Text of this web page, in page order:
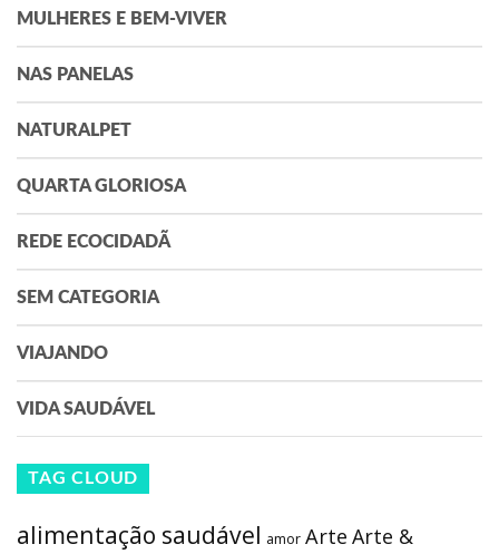
MULHERES E BEM-VIVER
NAS PANELAS
NATURALPET
QUARTA GLORIOSA
REDE ECOCIDADÃ
SEM CATEGORIA
VIAJANDO
VIDA SAUDÁVEL
TAG CLOUD
alimentação saudável amor Arte Arte &